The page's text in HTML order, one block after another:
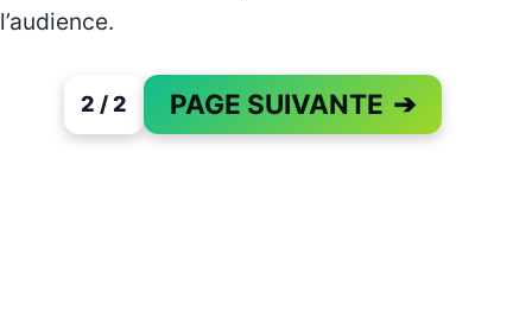
l’audience.
2 / 2 PAGE SUIVANTE ➔
PAGE 2 OF 2